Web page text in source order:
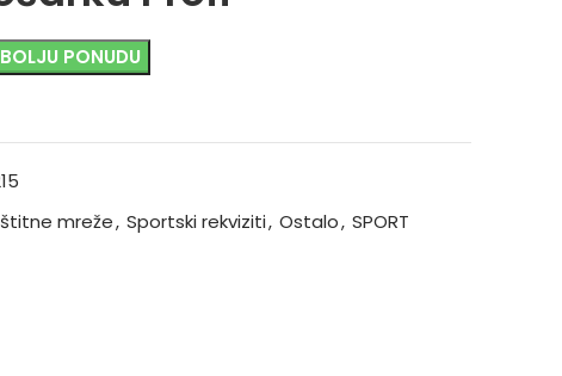
PONUDU
mreže, Sportski rekviziti, Ostalo, SPORT